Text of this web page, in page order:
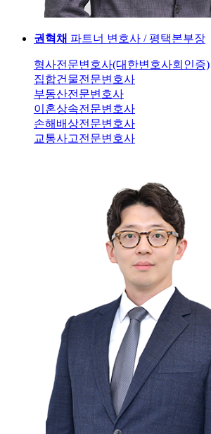
권혁채 파트너 변호사 / 평택본부장
형사전문변호사(대한변호사회인증)
집합건물전문변호사
부동산전문변호사
이혼상속전문변호사
손해배상전문변호사
교통사고전문변호사